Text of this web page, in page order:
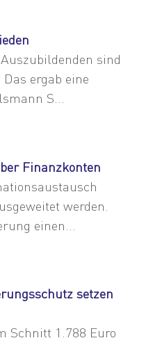
sind
ergab eine
S...
Finanzkonten
werden.
einen...
setzen
Schnitt 1.788 Euro